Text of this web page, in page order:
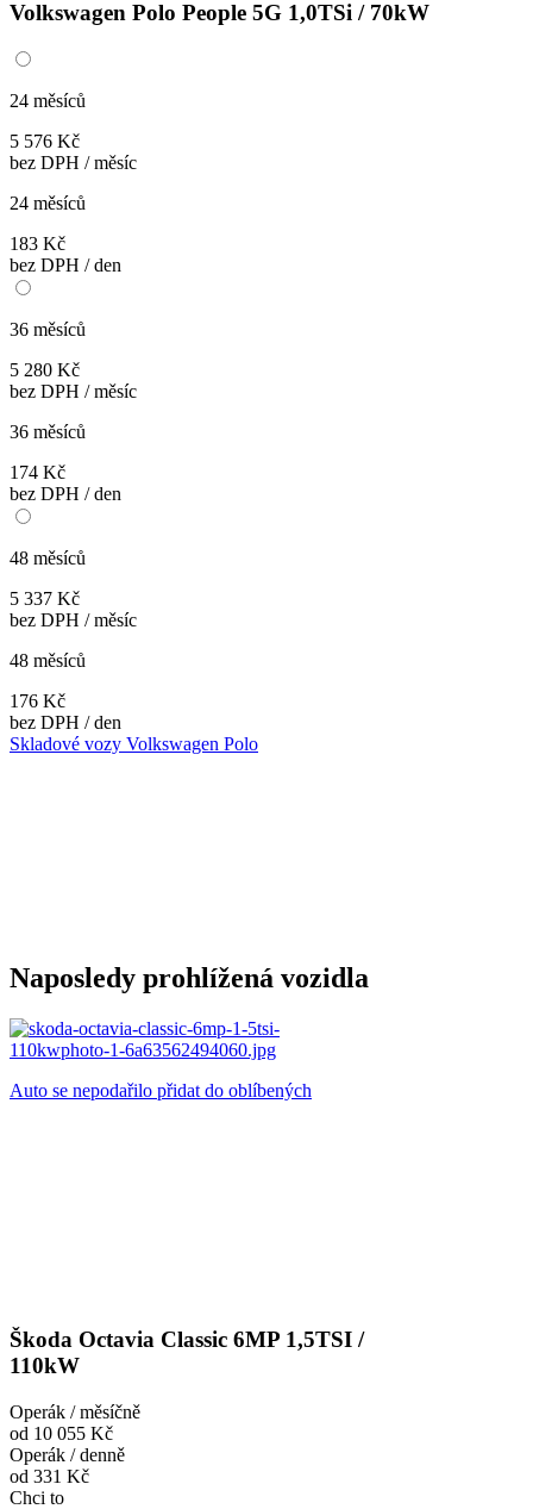
Volkswagen Polo People 5G 1,0TSi / 70kW
24 měsíců
5 576 Kč
bez DPH / měsíc
24 měsíců
183 Kč
bez DPH / den
36 měsíců
5 280 Kč
bez DPH / měsíc
36 měsíců
174 Kč
bez DPH / den
48 měsíců
5 337 Kč
bez DPH / měsíc
48 měsíců
176 Kč
bez DPH / den
Skladové vozy Volkswagen Polo
Naposledy prohlížená vozidla
Auto se nepodařilo přidat do oblíbených
Škoda Octavia Classic 6MP 1,5TSI /
110kW
Operák / měsíčně
od 10 055 Kč
Operák / denně
od 331 Kč
Chci to